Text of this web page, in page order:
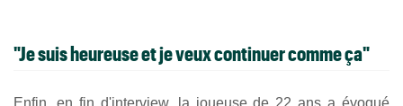
"Je suis heureuse et je veux continuer comme ça"
Enfin, en fin d'interview, la joueuse de 22 ans a évoqué